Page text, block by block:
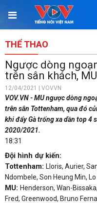
THỂ THAO
Ngược dòng
trên sân khách,
12/04/2021 | VOVVN
VOV.VN - MU ngược dòng
trên sân Tottenham, qua đó
khi đẩy Gà trống xa dần top 4
2020/2021.
18:31
Đội hình dự kiến:
Tottenham: Lloris, Aurier,
Ndombele, Son Heung Min,
MU: Henderson, Wan-
Fred, Greenwood, Bruno